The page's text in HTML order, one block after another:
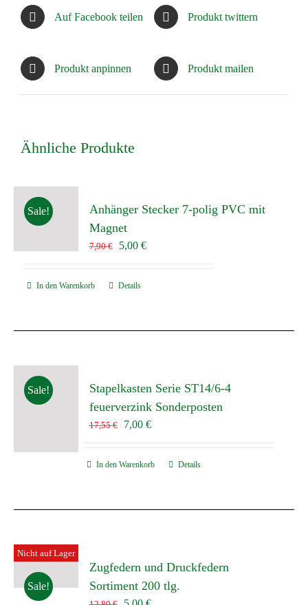
Auf Facebook teilen Produkt twittern
Produkt anpinnen Produkt mailen
Ähnliche Produkte
Sale!
Anhänger Stecker 7-polig PVC mit
Magnet
7,90€
Ursprünglicher
5,00 €Aktueller
In den Warenkorb Details
Sale!
Stapelkasten Serie ST14/6-4
feuerverzink Sonderposten
17,55€
Ursprünglicher
7,00 €Aktueller
In den Warenkorb Details
Nicht auf Lager
Sale!
Zugfedern und Druckfedern
Sortiment 200 tlg.